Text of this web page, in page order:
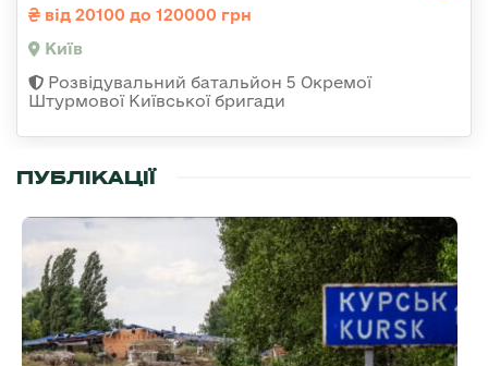
від 20100 до 120000 грн
Київ
Розвідувальний батальйон 5 Окремої
Штурмової Київської бригади
ПУБЛІКАЦІЇ